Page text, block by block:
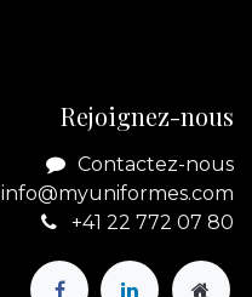
Rejoignez-nous
Contactez-nous
info@myuniformes.com
+41 22 772 07 80